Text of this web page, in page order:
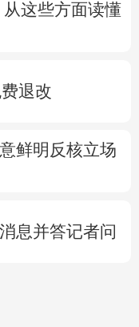
这些方面读懂
退改
鲜明反核立场
息并答记者问